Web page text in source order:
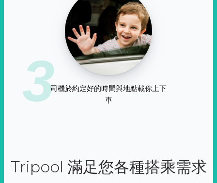
3司機於約定好的時間與地點載你上下
車
Tripool 滿足您各種搭乘需求